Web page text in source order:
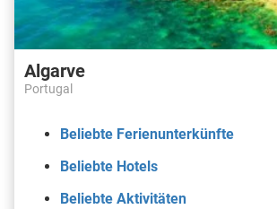
Algarve
Portugal
Beliebte Ferienunterkünfte
Beliebte Hotels
Beliebte Aktivitäten